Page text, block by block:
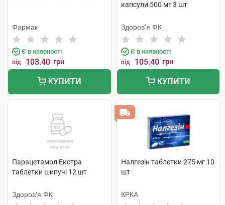
Фармак
Є в наявності
від 103.40 грн
КУПИТИ
капсули 500 мг 3 шт
Здоров'я ФК
Є в наявності
від 105.40 грн
КУПИТИ
Парацетамол Екстра
таблетки шипучі 12 шт
Здоров'я ФК
Налгезін таблетки 275 мг 10
шт
КРКА